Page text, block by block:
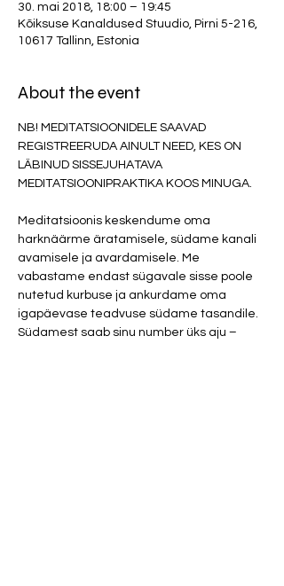
30. mai 2018, 18:00 – 19:45
Kõiksuse Kanaldused Stuudio, Pirni 5-216,
10617 Tallinn, Estonia
About the event
NB! MEDITATSIOONIDELE SAAVAD
REGISTREERUDA AINULT NEED, KES ON
LÄBINUD SISSEJUHATAVA
MEDITATSIOONIPRAKTIKA KOOS MINUGA.
Meditatsioonis keskendume oma
harknäärme äratamisele, südame kanali
avamisele ja avardamisele. Me
vabastame endast sügavale sisse poole
nutetud kurbuse ja ankurdame oma
igapäevase teadvuse südame tasandile.
Südamest saab sinu number üks aju –